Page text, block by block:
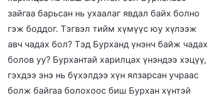
зайгаа барьсан нь ухаалаг явдал байх болно
гэж боддог. Тэгвэл тийм хүмүүс юу хүлээж
авч чадах бол? Тэд Бурханд үнэнч байж чадах
болов уу? Бурхантай харилцах үнэндээ хэцүү,
гэхдээ энэ нь бүхэлдээ хүн ялзарсан учраас
болж байгаа болохоос биш Бурхан хүнтэй